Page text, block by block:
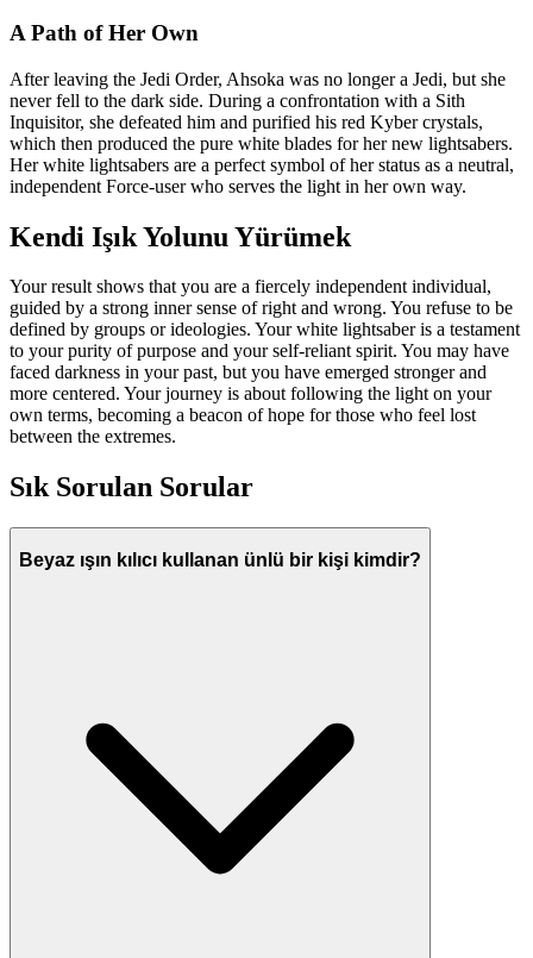
A Path of Her Own
After leaving the Jedi Order, Ahsoka was no longer a Jedi, but she
never fell to the dark side. During a confrontation with a Sith
Inquisitor, she defeated him and purified his red Kyber crystals,
which then produced the pure white blades for her new lightsabers.
Her white lightsabers are a perfect symbol of her status as a neutral,
independent Force-user who serves the light in her own way.
Kendi Işık Yolunu Yürümek
Your result shows that you are a fiercely independent individual,
guided by a strong inner sense of right and wrong. You refuse to be
defined by groups or ideologies. Your white lightsaber is a testament
to your purity of purpose and your self-reliant spirit. You may have
faced darkness in your past, but you have emerged stronger and
more centered. Your journey is about following the light on your
own terms, becoming a beacon of hope for those who feel lost
between the extremes.
Sık Sorulan Sorular
Beyaz ışın kılıcı kullanan ünlü bir kişi kimdir?